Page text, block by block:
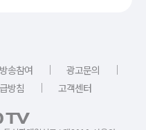
송참여 ｜ 광고문의
｜
방침 ｜ 고객센터